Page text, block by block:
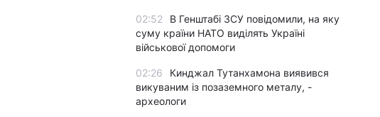
02:52
В Генштабі ЗСУ повідомили, на яку
суму країни НАТО виділять Україні
військової допомоги
02:26
Кинджал Тутанхамона виявився
викуваним із позаземного металу, -
археологи